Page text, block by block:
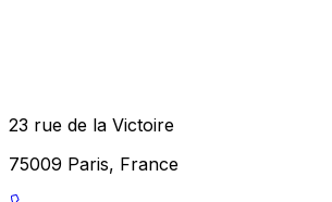
23 rue de la Victoire
75009 Paris, France